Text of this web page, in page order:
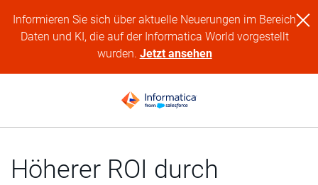
Informieren Sie sich über aktuelle Neuerungen im Bereich
Daten und KI, die auf der Informatica World vorgestellt
wurden. Jetzt ansehen
Höherer ROI durch